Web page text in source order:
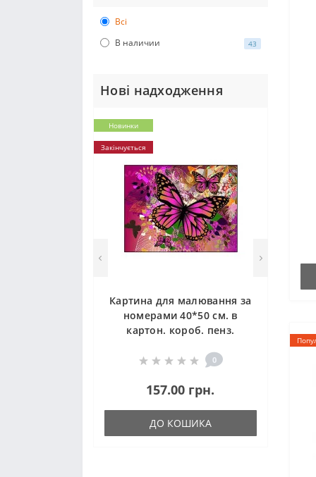
Всі
В наличии
43
Нові надходження
Новинки
Закінчується
Картина для малювання за
номерами 40*50 см. в
картон. короб. пенз.
0
157.00 грн.
ДО КОШИКА